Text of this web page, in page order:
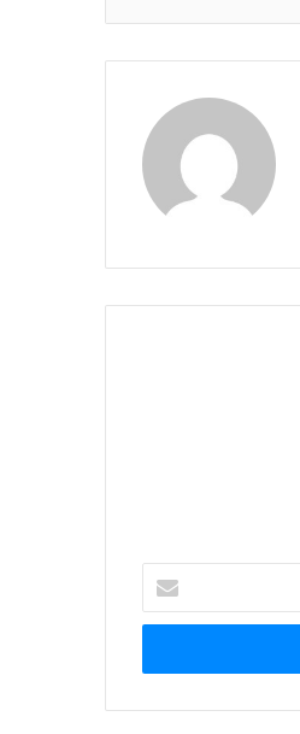
Posta
adresinizi